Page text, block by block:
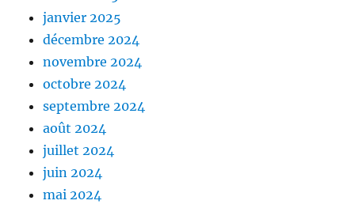
janvier 2025
décembre 2024
novembre 2024
octobre 2024
septembre 2024
août 2024
juillet 2024
juin 2024
mai 2024